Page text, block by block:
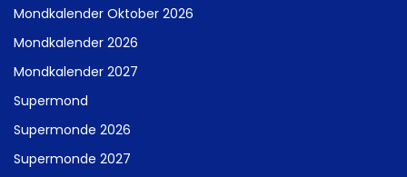
Mondkalender Oktober 2026
Mondkalender 2026
Mondkalender 2027
Supermond
Supermonde 2026
Supermonde 2027